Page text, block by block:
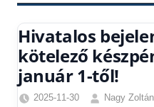
Hivatalos
kötelező
január 1-től!
2025-11-30
Nagy Zoltán